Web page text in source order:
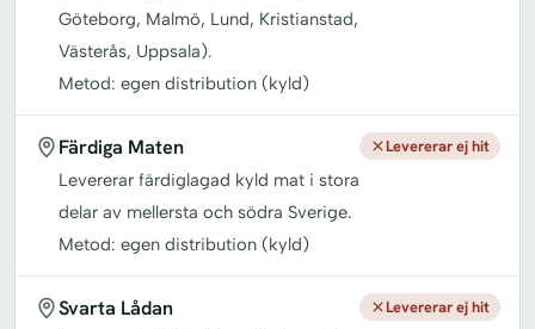
Göteborg, Malmö, Lund, Kristianstad,
Västerås, Uppsala).
Metod: egen distribution (kyld)
Färdiga Maten
Levererar färdiglagad kyld mat i stora
delar av mellersta och södra Sverige.
Metod: egen distribution (kyld)
Levererar ej hit
Svarta Lådan Levererar ej hit